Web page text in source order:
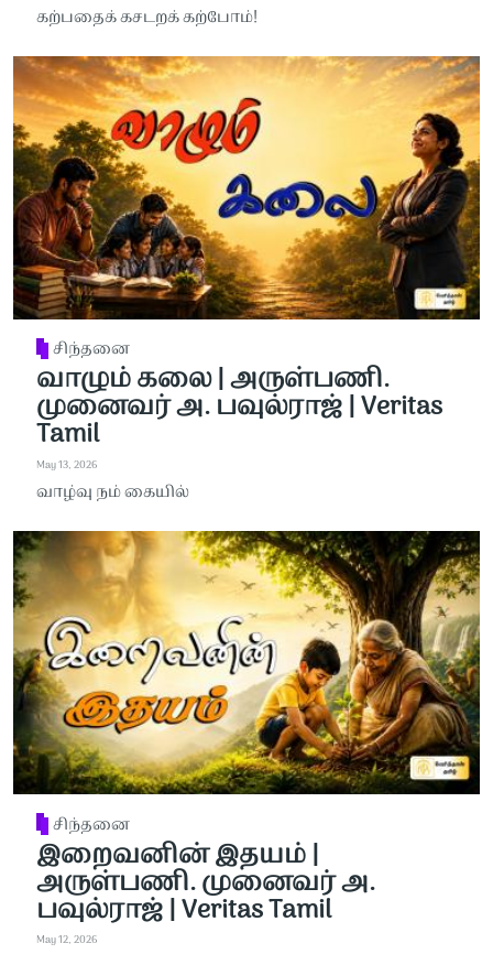
கற்பதைக் கசடறக் கற்போம்!
சிந்தனை
வாழும் கலை | அருள்பணி.
முனைவர் அ. பவுல்ராஜ் | Veritas
Tamil
May 13, 2026
வாழ்வு நம் கையில்
சிந்தனை
இறைவனின் இதயம் |
அருள்பணி. முனைவர் அ.
பவுல்ராஜ் | Veritas Tamil
May 12, 2026